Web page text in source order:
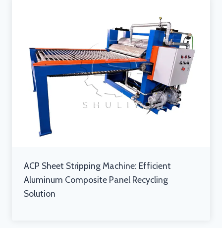
ACP Sheet Stripping Machine: Efficient
Aluminum Composite Panel Recycling
Solution